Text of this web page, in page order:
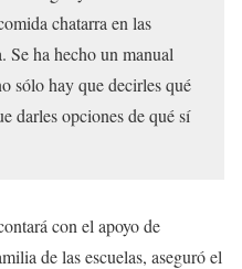
chatarra en las
Se ha hecho un manual
sólo hay que decirles qué
darles opciones de qué sí
con el apoyo de
de las escuelas, aseguró el